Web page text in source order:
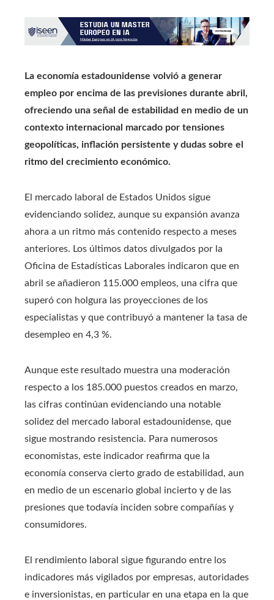
La economía estadounidense volvió a generar
empleo por encima de las previsiones durante abril,
ofreciendo una señal de estabilidad en medio de un
contexto internacional marcado por tensiones
geopolíticas, inflación persistente y dudas sobre el
ritmo del crecimiento económico.
El mercado laboral de Estados Unidos sigue
evidenciando solidez, aunque su expansión avanza
ahora a un ritmo más contenido respecto a meses
anteriores. Los últimos datos divulgados por la
Oficina de Estadísticas Laborales indicaron que en
abril se añadieron 115.000 empleos, una cifra que
superó con holgura las proyecciones de los
especialistas y que contribuyó a mantener la tasa de
desempleo en 4,3 %.
Aunque este resultado muestra una moderación
respecto a los 185.000 puestos creados en marzo,
las cifras continúan evidenciando una notable
solidez del mercado laboral estadounidense, que
sigue mostrando resistencia. Para numerosos
economistas, este indicador reafirma que la
economía conserva cierto grado de estabilidad, aun
en medio de un escenario global incierto y de las
presiones que todavía inciden sobre compañías y
consumidores.
El rendimiento laboral sigue figurando entre los
indicadores más vigilados por empresas, autoridades
e inversionistas, en particular en una etapa en la que